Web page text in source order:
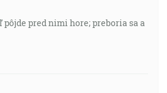
pôjde pred nimi hore; preboria sa a